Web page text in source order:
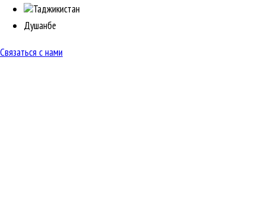
Таджикистан
Душанбе
Связаться с нами